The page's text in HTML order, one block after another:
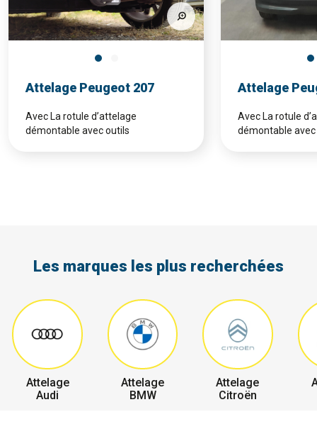
Attelage Peugeot 207
Avec La rotule d’attelage
démontable avec outils
Attelage
Avec La rotule
démontable
Les marques les plus recherchées
Attelage
Audi
Attelage
BMW
Attelage
Citroën